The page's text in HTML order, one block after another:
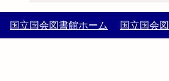
国立国会図書館ホーム 国立国会